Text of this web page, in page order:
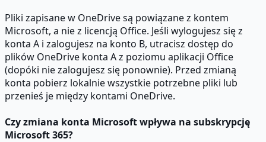
Pliki zapisane w OneDrive są powiązane z kontem
Microsoft, a nie z licencją Office. Jeśli wylogujesz się z
konta A i zalogujesz na konto B, utracisz dostęp do
plików OneDrive konta A z poziomu aplikacji Office
(dopóki nie zalogujesz się ponownie). Przed zmianą
konta pobierz lokalnie wszystkie potrzebne pliki lub
przenieś je między kontami OneDrive.
Czy zmiana konta Microsoft wpływa na subskrypcję
Microsoft 365?